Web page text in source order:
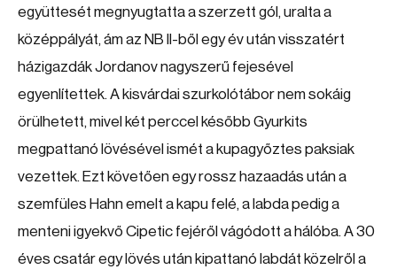
együttesét megnyugtatta a szerzett gól, uralta a
középpályát, ám az NB II-ből egy év után visszatért
házigazdák Jordanov nagyszerű fejesével
egyenlítettek. A kisvárdai szurkolótábor nem sokáig
örülhetett, mivel két perccel később Gyurkits
megpattanó lövésével ismét a kupagyőztes paksiak
vezettek. Ezt követően egy rossz hazaadás után a
szemfüles Hahn emelt a kapu felé, a labda pedig a
menteni igyekvő Cipetic fejéről vágódott a hálóba. A 30
éves csatár egy lövés után kipattanó labdát közelről a